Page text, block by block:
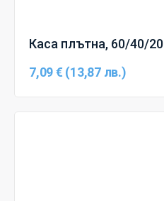
Каса плътна, 60/40/20
7,09 € (13,87 лв.)